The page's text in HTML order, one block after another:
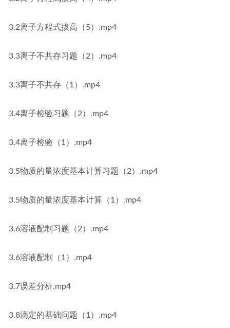
3.2离子方程式拔高（5）.mp4
3.3离子不共存习题（2）.mp4
3.3离子不共存（1）.mp4
3.4离子检验习题（2）.mp4
3.4离子检验（1）.mp4
3.5物质的量浓度基本计算习题（2）.mp4
3.5物质的量浓度基本计算（1）.mp4
3.6溶液配制习题（2）.mp4
3.6溶液配制（1）.mp4
3.7误差分析.mp4
3.8滴定的基础问题（1）.mp4